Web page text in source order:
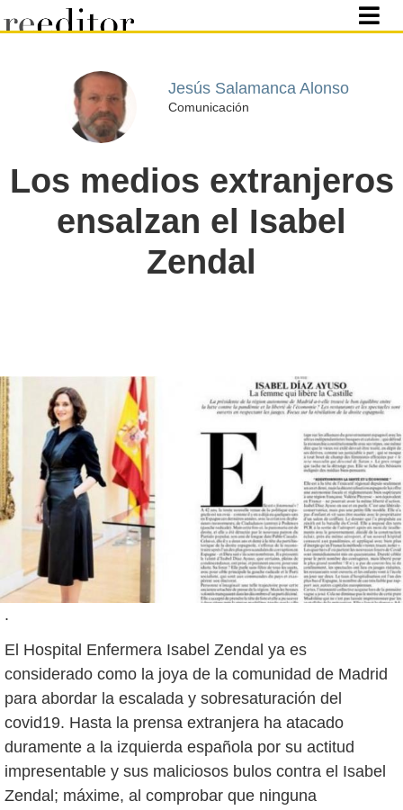
Jesús Salamanca Alonso
Comunicación
Los medios extranjeros
ensalzan el Isabel
Zendal
.
El Hospital Enfermera Isabel Zendal ya es
considerado como la joya de la comunidad de Madrid
para abordar la escalada y sobresaturación del
covid19. Hasta la prensa extranjera ha atacado
duramente a la izquierda española por su actitud
impresentable y sus maliciosos bulos contra el Isabel
Zendal; máxime, al comprobar que ninguna